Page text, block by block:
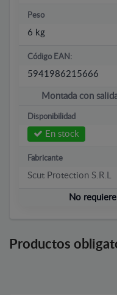
Peso
6 kg
Código EAN:
5941986215666
Montada con
Disponibilidad
En stock
Fabricante
Scut Protection S.R.L
No
Productos